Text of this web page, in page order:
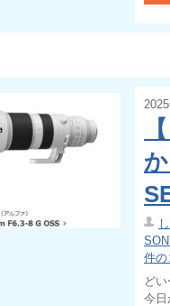
件の
ど
今日